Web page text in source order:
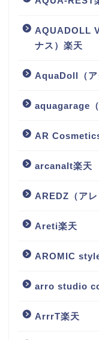
AQUADOLL
ナス）楽天
AquaDoll（ア
aquagarage
AR
arcanalt楽天
AREDZ（ア
Areti楽天
AROMIC
arro studio
ArrrT楽天